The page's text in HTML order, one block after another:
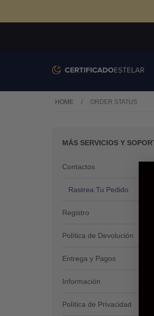
HOME / ORDER STATUS
MÁS SERVICIOS Y
Contactos
Rastrea Tu Pedido
Registro
Política de Devolución
Entrega y Pagos
Información
Política de Privacidad